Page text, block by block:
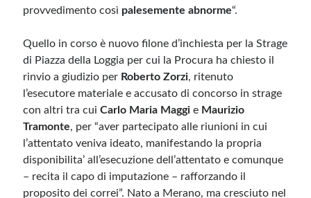
provvedimento così palesemente abnorme“.
Quello in corso è nuovo filone d’inchiesta per la Strage
di Piazza della Loggia per cui la Procura ha chiesto il
rinvio a giudizio per Roberto Zorzi, ritenuto
l’esecutore materiale e accusato di concorso in strage
con altri tra cui Carlo Maria Maggi e Maurizio
Tramonte, per “aver partecipato alle riunioni in cui
l’attentato veniva ideato, manifestando la propria
disponibilita’ all’esecuzione dell’attentato e comunque
– recita il capo di imputazione – rafforzando il
proposito dei correi”. Nato a Merano, ma cresciuto nel